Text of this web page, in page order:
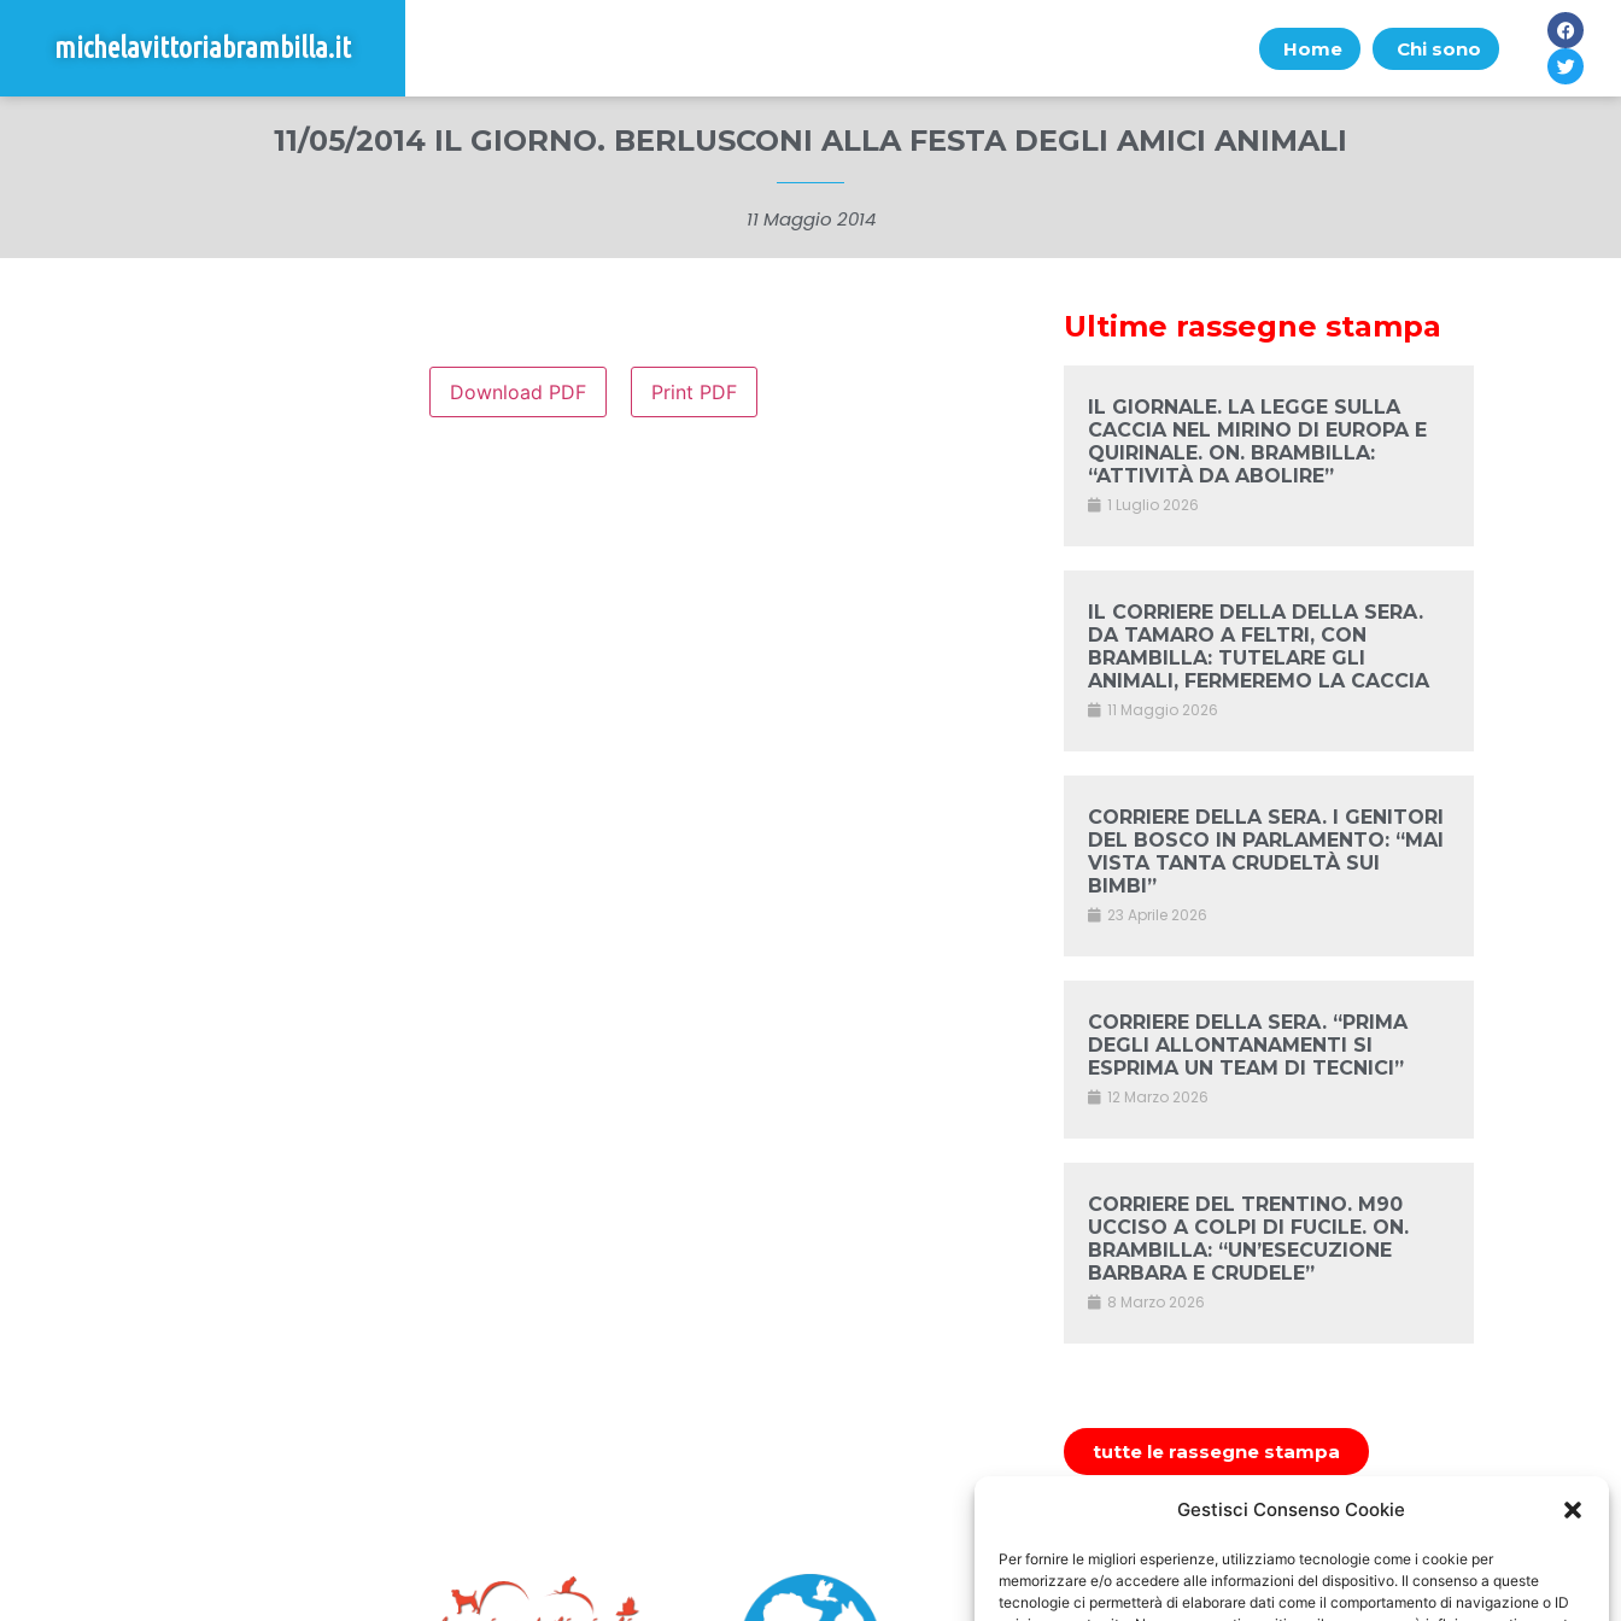
Gestisci Consenso Cookie
Per fornire le migliori esperienze, utilizziamo tecnologie come i cookie per
memorizzare e/o accedere alle informazioni del dispositivo. Il consenso a queste
tecnologie ci permetterà di elaborare dati come il comportamento di navigazione o ID
michelavittoriabrambilla.it Home Chi sono
11/05/2014 IL GIORNO. BERLUSCONI ALLA FESTA DEGLI AMICI ANIMALI
11 Maggio 2014
Download PDF Print PDF
Ultime rassegne stampa
IL GIORNALE. LA LEGGE SULLA
CACCIA NEL MIRINO DI EUROPA E
QUIRINALE. ON. BRAMBILLA:
“ATTIVITÀ DA ABOLIRE”
1 Luglio 2026
IL CORRIERE DELLA DELLA SERA.
DA TAMARO A FELTRI, CON
BRAMBILLA: TUTELARE GLI
ANIMALI, FERMEREMO LA CACCIA
11 Maggio 2026
CORRIERE DELLA SERA. I GENITORI
DEL BOSCO IN PARLAMENTO: “MAI
VISTA TANTA CRUDELTÀ SUI
BIMBI”
23 Aprile 2026
CORRIERE DELLA SERA. “PRIMA
DEGLI ALLONTANAMENTI SI
ESPRIMA UN TEAM DI TECNICI”
12 Marzo 2026
CORRIERE DEL TRENTINO. M90
UCCISO A COLPI DI FUCILE. ON.
BRAMBILLA: “UN’ESECUZIONE
BARBARA E CRUDELE”
8 Marzo 2026
tutte le rassegne stampa